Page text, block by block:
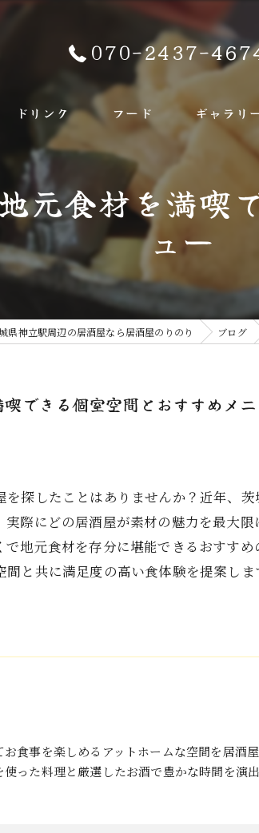
070-2437-
ドリンク フード ギャラリ
元食材を満喫
ュー
県神立駅周辺の居酒屋なら居酒屋のりのり ブログ
できる個室空間とおすすめメ
探したことはありませんか？近年、
際にどの居酒屋が素材の魅力を最大
地元食材を存分に堪能できるおすす
と共に満足度の高い食体験を提案し
食事を楽しめるアットホームな空間を居
った料理と厳選したお酒で豊かな時間を演出